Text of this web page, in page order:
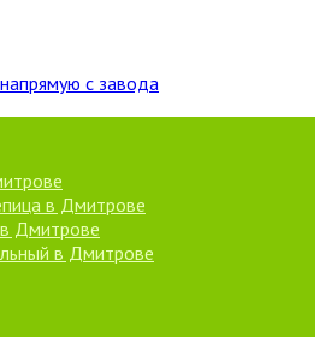
с завода
в Дмитрове
Дмитрове
в Дмитрове